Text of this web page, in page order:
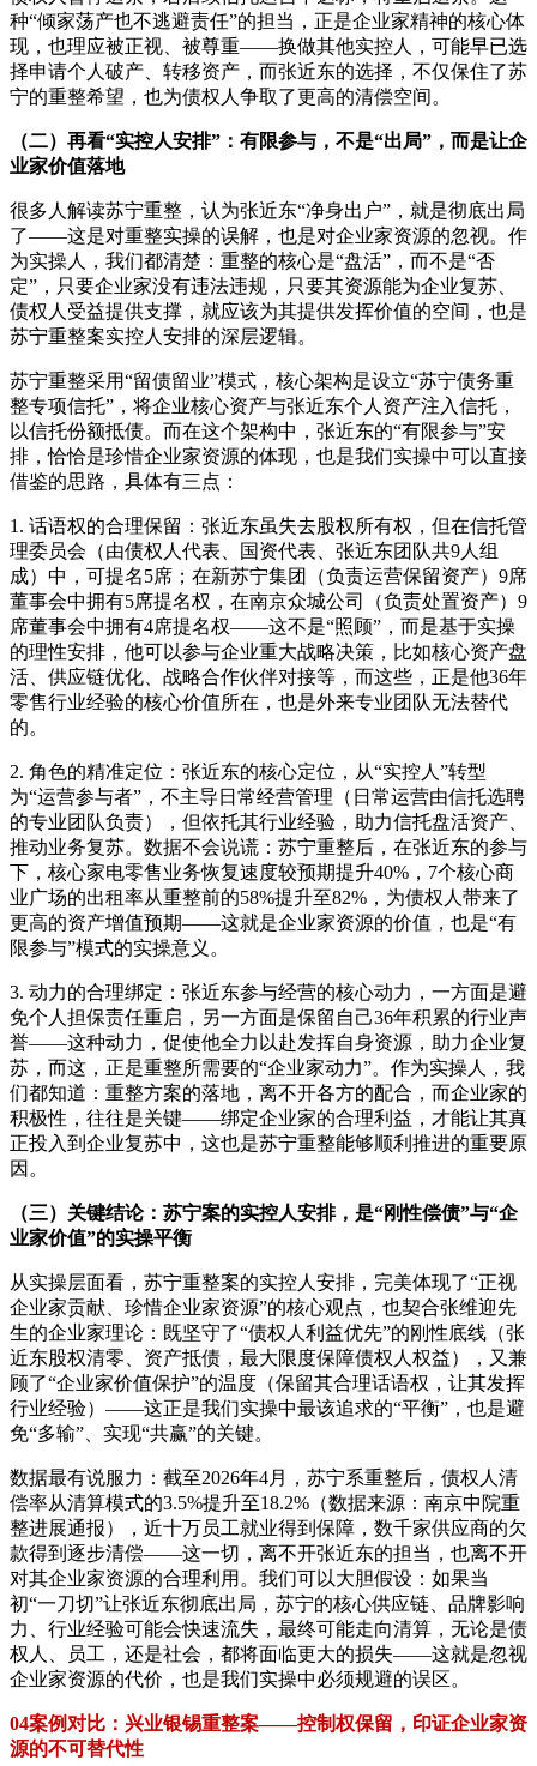
种“倾家荡产也不逃避责任”的担当，正是企业家精神的核心体
现，也理应被正视、被尊重——换做其他实控人，可能早已选
择申请个人破产、转移资产，而张近东的选择，不仅保住了苏
宁的重整希望，也为债权人争取了更高的清偿空间。
（二）再看“实控人安排”：有限参与，不是“出局”，而是让企
业家价值落地
很多人解读苏宁重整，认为张近东“净身出户”，就是彻底出局
了——这是对重整实操的误解，也是对企业家资源的忽视。作
为实操人，我们都清楚：重整的核心是“盘活”，而不是“否
定”，只要企业家没有违法违规，只要其资源能为企业复苏、
债权人受益提供支撑，就应该为其提供发挥价值的空间，也是
苏宁重整案实控人安排的深层逻辑。
苏宁重整采用“留债留业”模式，核心架构是设立“苏宁债务重
整专项信托”，将企业核心资产与张近东个人资产注入信托，
以信托份额抵债。而在这个架构中，张近东的“有限参与”安
排，恰恰是珍惜企业家资源的体现，也是我们实操中可以直接
借鉴的思路，具体有三点：
1. 话语权的合理保留：张近东虽失去股权所有权，但在信托管
理委员会（由债权人代表、国资代表、张近东团队共9人组
成）中，可提名5席；在新苏宁集团（负责运营保留资产）9席
董事会中拥有5席提名权，在南京众城公司（负责处置资产）9
席董事会中拥有4席提名权——这不是“照顾”，而是基于实操
的理性安排，他可以参与企业重大战略决策，比如核心资产盘
活、供应链优化、战略合作伙伴对接等，而这些，正是他36年
零售行业经验的核心价值所在，也是外来专业团队无法替代
的。
2. 角色的精准定位：张近东的核心定位，从“实控人”转型
为“运营参与者”，不主导日常经营管理（日常运营由信托选聘
的专业团队负责），但依托其行业经验，助力信托盘活资产、
推动业务复苏。数据不会说谎：苏宁重整后，在张近东的参与
下，核心家电零售业务恢复速度较预期提升40%，7个核心商
业广场的出租率从重整前的58%提升至82%，为债权人带来了
更高的资产增值预期——这就是企业家资源的价值，也是“有
限参与”模式的实操意义。
3. 动力的合理绑定：张近东参与经营的核心动力，一方面是避
免个人担保责任重启，另一方面是保留自己36年积累的行业声
誉——这种动力，促使他全力以赴发挥自身资源，助力企业复
苏，而这，正是重整所需要的“企业家动力”。作为实操人，我
们都知道：重整方案的落地，离不开各方的配合，而企业家的
积极性，往往是关键——绑定企业家的合理利益，才能让其真
正投入到企业复苏中，这也是苏宁重整能够顺利推进的重要原
因。
（三）关键结论：苏宁案的实控人安排，是“刚性偿债”与“企
业家价值”的实操平衡
从实操层面看，苏宁重整案的实控人安排，完美体现了“正视
企业家贡献、珍惜企业家资源”的核心观点，也契合张维迎先
生的企业家理论：既坚守了“债权人利益优先”的刚性底线（张
近东股权清零、资产抵债，最大限度保障债权人权益），又兼
顾了“企业家价值保护”的温度（保留其合理话语权，让其发挥
行业经验）——这正是我们实操中最该追求的“平衡”，也是避
免“多输”、实现“共赢”的关键。
数据最有说服力：截至2026年4月，苏宁系重整后，债权人清
偿率从清算模式的3.5%提升至18.2%（数据来源：南京中院重
整进展通报），近十万员工就业得到保障，数千家供应商的欠
款得到逐步清偿——这一切，离不开张近东的担当，也离不开
对其企业家资源的合理利用。我们可以大胆假设：如果当
初“一刀切”让张近东彻底出局，苏宁的核心供应链、品牌影响
力、行业经验可能会快速流失，最终可能走向清算，无论是债
权人、员工，还是社会，都将面临更大的损失——这就是忽视
企业家资源的代价，也是我们实操中必须规避的误区。
04案例对比：兴业银锡重整案——控制权保留，印证企业家资
源的不可替代性